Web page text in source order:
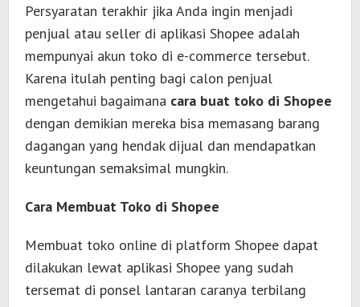
Persyaratan terakhir jika Anda ingin menjadi
penjual atau seller di aplikasi Shopee adalah
mempunyai akun toko di e-commerce tersebut.
Karena itulah penting bagi calon penjual
mengetahui bagaimana cara buat toko di Shopee
dengan demikian mereka bisa memasang barang
dagangan yang hendak dijual dan mendapatkan
keuntungan semaksimal mungkin.
Cara Membuat Toko di Shopee
Membuat toko online di platform Shopee dapat
dilakukan lewat aplikasi Shopee yang sudah
tersemat di ponsel lantaran caranya terbilang